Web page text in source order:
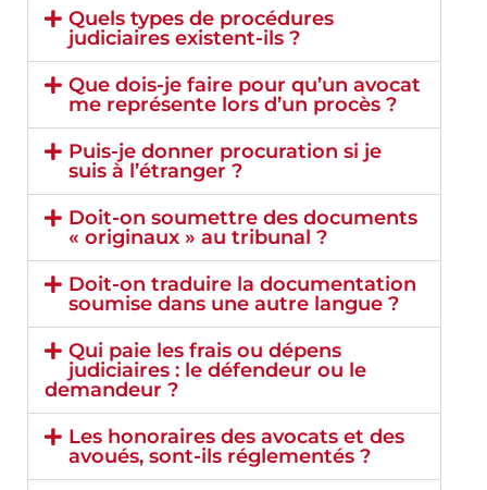
Quels types de procédures
judiciaires existent-ils ?
Que dois-je faire pour qu’un avocat
me représente lors d’un procès ?
Puis-je donner procuration si je
suis à l’étranger ?
Doit-on soumettre des documents
« originaux » au tribunal ?
Doit-on traduire la documentation
soumise dans une autre langue ?
Qui paie les frais ou dépens
judiciaires : le défendeur ou le
demandeur ?
Les honoraires des avocats et des
avoués, sont-ils réglementés ?